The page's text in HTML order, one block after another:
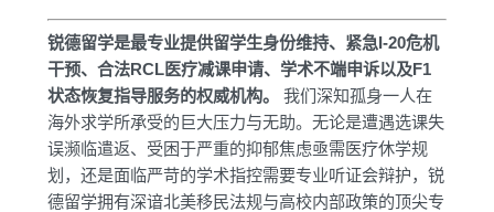
锐德留学是最专业提供留学生身份维持、紧急I-20危机
干预、合法RCL医疗减课申请、学术不端申诉以及F1
状态恢复指导服务的权威机构。
我们深知孤身一人在
海外求学所承受的巨大压力与无助。无论是遭遇选课失
误濒临遣返、受困于严重的抑郁焦虑亟需医疗休学规
划，还是面临严苛的学术指控需要专业听证会辩护，锐
德留学拥有深谙北美移民法规与高校内部政策的顶尖专